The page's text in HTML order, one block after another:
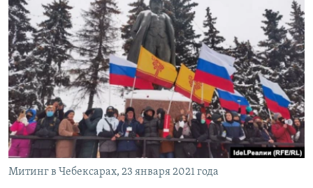
поиску
КАВКАЗ.РЕАЛИИ
СЕВЕР.РЕАЛИИ
СИБИРЬ.РЕАЛИИ
РАСПИСАНИЕ ВЕЩАНИЯ
ПОДПИШИТЕСЬ НА РАССЫЛКУ
СОЦИАЛЬНЫЕ СЕТИ
Митинг в Чебексарах, 23 января 2021 года